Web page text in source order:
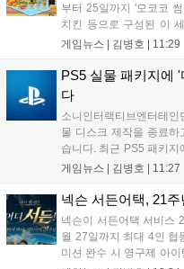
부터 25일까지 '모코코
치킨 등으로 구성된 이
포함된다. 전국 매장 및
세한 정보는 공식 홈페이
게임뉴스 | 김병호 | 11:29
PS5 실물 패키지에
다
소니인터랙티브엔터테
물 디스크 제작을 종료
습니다. 최근 PS5 패키
작했으며, 기존 디스크
은 신중히 추진하겠다고
게임뉴스 | 김병호 | 11:27
넥슨 서든어택, 21
넥슨이 서든어택 서비스
월 27일까지 최대 4인 협
미션 완수 시 영구제 아